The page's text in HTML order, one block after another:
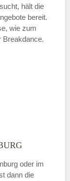
hält die
bereit.
wie zum
Breakdance.
oder im
dann die